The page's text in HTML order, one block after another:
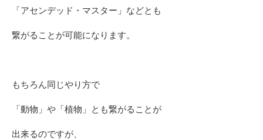
「アセンデッド・マスター」などとも
繋がることが可能になります。
もちろん同じやり方で
「動物」や「植物」とも繋がることが
出来るのですが、